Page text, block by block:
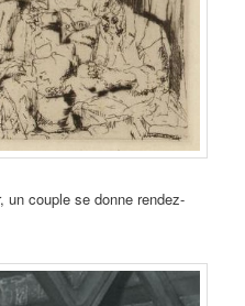
un couple se donne rendez-